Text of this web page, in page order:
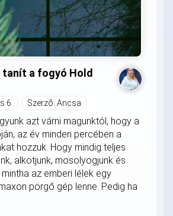
tanít a fogyó Hold
6. Szerző: Ancsa
azt várni magunktól, hogy a
az év minden percében a
hozzuk. Hogy mindig teljes
alkotjunk, mosolyogjunk és
az emberi lélek egy
pörgő gép lenne. Pedig ha